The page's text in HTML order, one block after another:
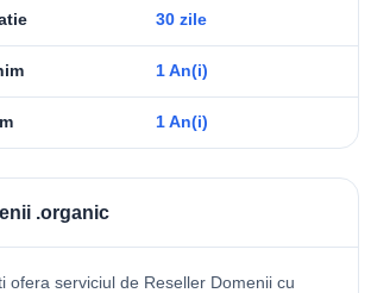
30 zile
1 An(i)
1 An(i)
.organic
ofera serviciul de Reseller Domenii cu